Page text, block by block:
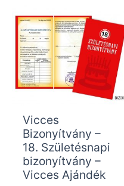
Vicces
Bizonyítvány –
18. Születésnapi
bizonyítvány –
Vicces Ajándék